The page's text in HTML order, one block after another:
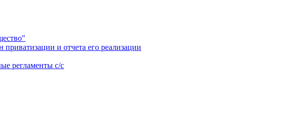
и отчета его реализации
регламенты с/с